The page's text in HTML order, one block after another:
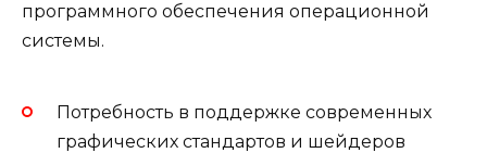
программного обеспечения операционной
системы.
Потребность в поддержке современных
графических стандартов и шейдеров